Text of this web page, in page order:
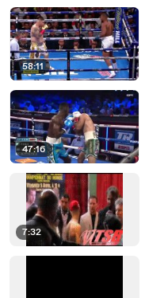
58:11
47:16
7:32